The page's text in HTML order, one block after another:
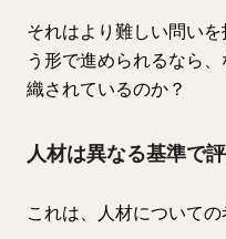
それはより難しい問い
う形で進められるなら
織されているのか？
人材は異なる基準で
これは、人材についての